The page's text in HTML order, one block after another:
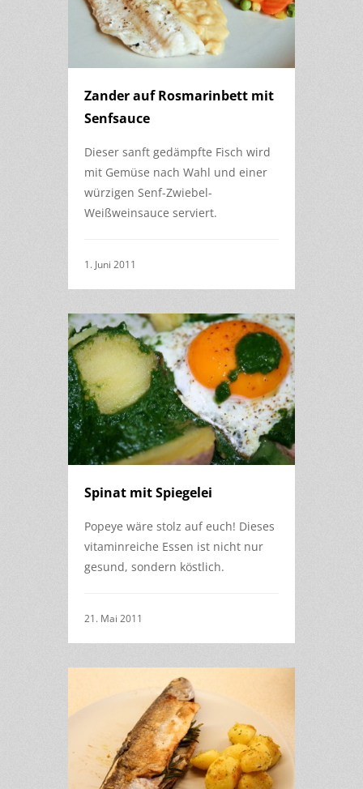
Zander auf Rosmarinbett mit
Senfsauce
Dieser sanft gedämpfte Fisch wird
mit Gemüse nach Wahl und einer
würzigen Senf-Zwiebel-
Weißweinsauce serviert.
1. Juni 2011
Spinat mit Spiegelei
Popeye wäre stolz auf euch! Dieses
vitaminreiche Essen ist nicht nur
gesund, sondern köstlich.
21. Mai 2011